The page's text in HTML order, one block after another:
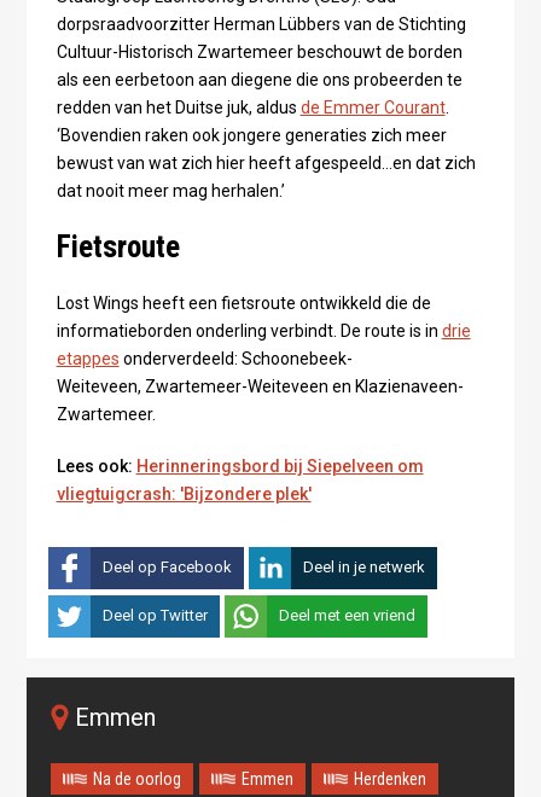
dorpsraadvoorzitter Herman Lübbers van de Stichting
Cultuur-Historisch Zwartemeer beschouwt de borden
als een eerbetoon aan diegene die ons probeerden te
redden van het Duitse juk, aldus de Emmer Courant.
‘Bovendien raken ook jongere generaties zich meer
bewust van wat zich hier heeft afgespeeld…en dat zich
dat nooit meer mag herhalen.’
Fietsroute
Lost Wings heeft een fietsroute ontwikkeld die de
informatieborden onderling verbindt. De route is in drie
etappes onderverdeeld: Schoonebeek-
Weiteveen, Zwartemeer-Weiteveen en Klazienaveen-
Zwartemeer.
Lees ook: Herinneringsbord bij Siepelveen om
vliegtuigcrash: 'Bijzondere plek'
Deel op Facebook Deel in je netwerk
Deel op Twitter Deel met een vriend
Emmen
Na de oorlog Emmen Herdenken